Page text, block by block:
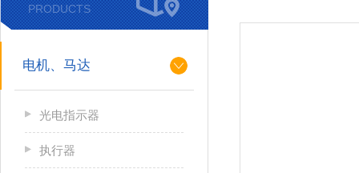
PRODUCTS
电机、马达
光电指示器
执行器